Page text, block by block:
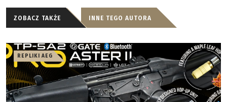
ZOBACZ TAKŻE INNE TEGO AUTORA
REPLIKI AEG